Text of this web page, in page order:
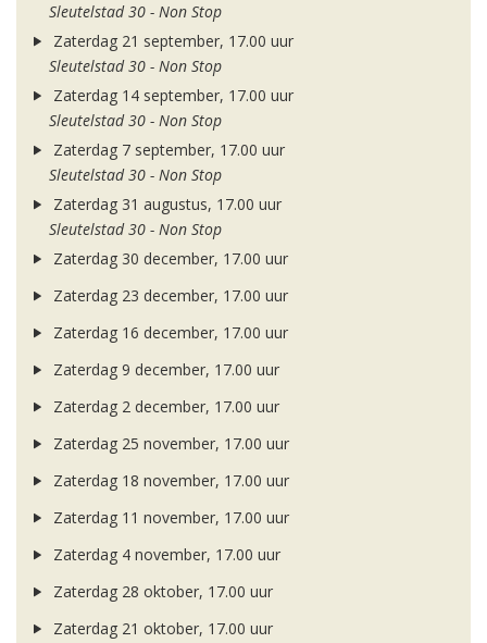
Sleutelstad 30 - Non Stop
Zaterdag 21 september, 17.00 uur
Sleutelstad 30 - Non Stop
Zaterdag 14 september, 17.00 uur
Sleutelstad 30 - Non Stop
Zaterdag 7 september, 17.00 uur
Sleutelstad 30 - Non Stop
Zaterdag 31 augustus, 17.00 uur
Sleutelstad 30 - Non Stop
Zaterdag 30 december, 17.00 uur
Zaterdag 23 december, 17.00 uur
Zaterdag 16 december, 17.00 uur
Zaterdag 9 december, 17.00 uur
Zaterdag 2 december, 17.00 uur
Zaterdag 25 november, 17.00 uur
Zaterdag 18 november, 17.00 uur
Zaterdag 11 november, 17.00 uur
Zaterdag 4 november, 17.00 uur
Zaterdag 28 oktober, 17.00 uur
Zaterdag 21 oktober, 17.00 uur